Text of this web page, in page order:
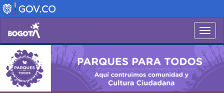
Pasar
al
contenido
principal